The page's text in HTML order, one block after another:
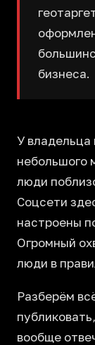
бизнеса.
У владельца
небольшого
люди
Соцсети
настроены
Огромный
люди в
Разберём
вообще